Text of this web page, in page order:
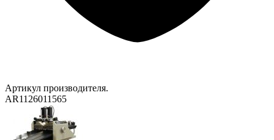
Артикул производителя.
AR1126011565